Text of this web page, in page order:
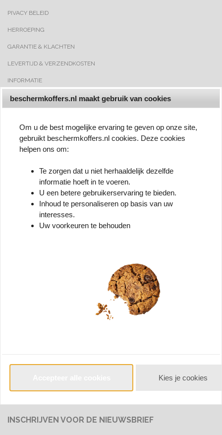
PIVACY BELEID
HERROEPING
GARANTIE & KLACHTEN
LEVERTIJD & VERZENDKOSTEN
INFORMATIE
CERTIFICATEN
ACCOUNT GEGEVENS
SPAARPUNTEN
CONTACT
INSCHRIJVEN VOOR DE NIEUWSBRIEF
beschermkoffers.nl maakt gebruik van cookies
Om u de best mogelijke ervaring te geven op onze site,
gebruikt beschermkoffers.nl cookies. Deze cookies
helpen ons om:
Te zorgen dat u niet herhaaldelijk dezelfde
informatie hoeft in te voeren.
U een betere gebruikerservaring te bieden.
Inhoud te personaliseren op basis van uw
interesses.
Uw voorkeuren te behouden
Kies je cookies